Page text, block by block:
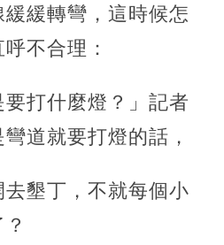
緩轉彎，這時候怎
不合理：
要打什麼燈？」記者
道就要打燈的話，
墾丁，不就每個小